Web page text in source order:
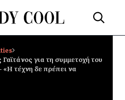
για τη συμμετοχή του
τέχνη δε πρέπει να